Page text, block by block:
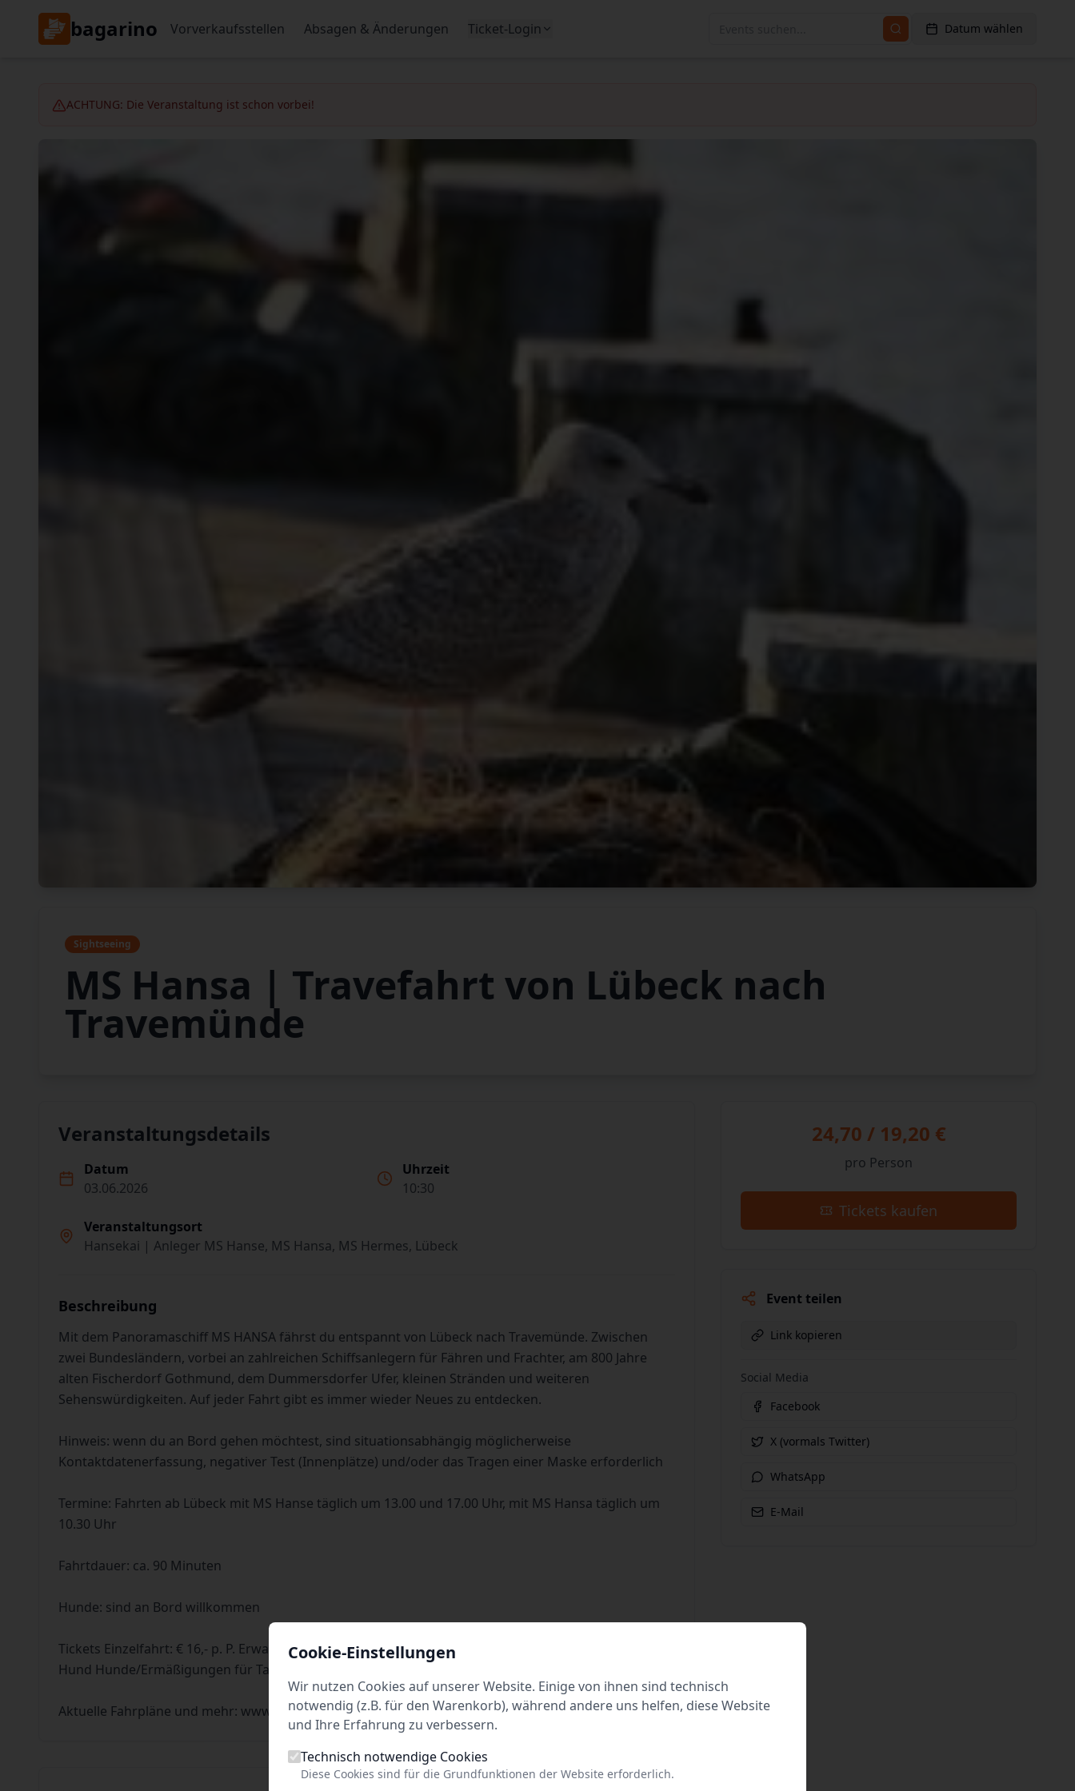
bagarino Vorverkaufsstellen Absagen & Änderungen Ticket-Login Datum wählen
ACHTUNG: Die Veranstaltung ist schon vorbei!
Sightseeing
MS Hansa | Travefahrt von Lübeck nach
Travemünde
Veranstaltungsdetails
Datum
03.06.2026
Uhrzeit
10:30
Veranstaltungsort
Hansekai | Anleger MS Hanse, MS Hansa, MS Hermes, Lübeck
Beschreibung
Mit dem Panoramaschiff MS HANSA fährst du entspannt von Lübeck nach Travemünde. Zwischen
zwei Bundesländern, vorbei an zahlreichen Schiffsanlegern für Fähren und Frachter, am 800 Jahre
alten Fischerdorf Gothmund, dem Dummersdorfer Ufer, kleinen Stränden und weiteren
Sehenswürdigkeiten. Auf jeder Fahrt gibt es immer wieder Neues zu entdecken.
Hinweis: wenn du an Bord gehen möchtest, sind situationsabhängig möglicherweise
Kontaktdatenerfassung, negativer Test (Innenplätze) und/oder das Tragen einer Maske erforderlich
Termine: Fahrten ab Lübeck mit MS Hanse täglich um 13.00 und 17.00 Uhr, mit MS Hansa täglich um
10.30 Uhr
Fahrtdauer: ca. 90 Minuten
Hunde: sind an Bord willkommen
Tickets Einzelfahrt: € 16,- p. P. Erwachsene/€ 11,- p. P. Kinder (4 bis 14 Jahre)/€ 8,- p. Fahrrad/€ 4,- p.
Hund Hunde/Ermäßigungen für Tages-Kombi-Ticket Hin- und Rückfahrt, Familien und Gruppen
Aktuelle Fahrpläne und mehr: www.hanseschifffahrt.de
24,70 / 19,20 €
pro Person
Tickets kaufen
Event teilen
Link kopieren
Social Media
Facebook
X (vormals Twitter)
WhatsApp
E-Mail
Cookie-Einstellungen
Wir nutzen Cookies auf unserer Website. Einige von ihnen sind technisch
notwendig (z.B. für den Warenkorb), während andere uns helfen, diese Website
und Ihre Erfahrung zu verbessern.
Technisch notwendige Cookies
Diese Cookies sind für die Grundfunktionen der Website erforderlich.